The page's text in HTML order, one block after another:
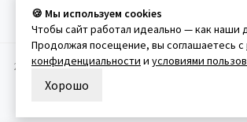
2011-2026 © Дверцов.Карта сайта
конфеденциальности
🍪 Мы используем cookies
Чтобы сайт работал идеально — как наши
Продолжая посещение, вы соглашаетесь с
конфиденциальности и условиями
Хорошо